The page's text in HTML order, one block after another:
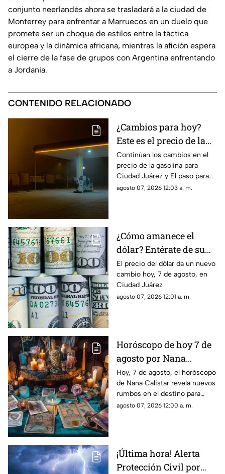
conjunto neerlandés ahora se trasladará a la ciudad de
Monterrey para enfrentar a Marruecos en un duelo que
promete ser un choque de estilos entre la táctica
europea y la dinámica africana, mientras la afición espera
el cierre de la fase de grupos con Argentina enfrentando
a Jordania.
CONTENIDO RELACIONADO
¿Cambios para hoy?
Este es el precio de la
gasolina para Ciudad
Juárez y El Paso
Continúan los cambios en el
precio de la gasolina para
Ciudad Juárez y El paso para
hoy, 7 de agosto
agosto 07, 2026 12:03 a. m.
¿Cómo amanece el
dólar? Entérate de su
precio hoy, 7 de agosto,
en Ciudad Juárez
El precio del dólar da un nuevo
cambio hoy, 7 de agosto, en
Ciudad Juárez
agosto 07, 2026 12:01 a. m.
Horóscopo de hoy 7 de
agosto por Nana
Calistar: Este será tu
mejor beneficio
Hoy, 7 de agosto, el horóscopo
de Nana Calistar revela nuevos
rumbos en el destino para
estos signos
agosto 07, 2026 12:00 a. m.
¡Última hora! Alerta
Protección Civil por